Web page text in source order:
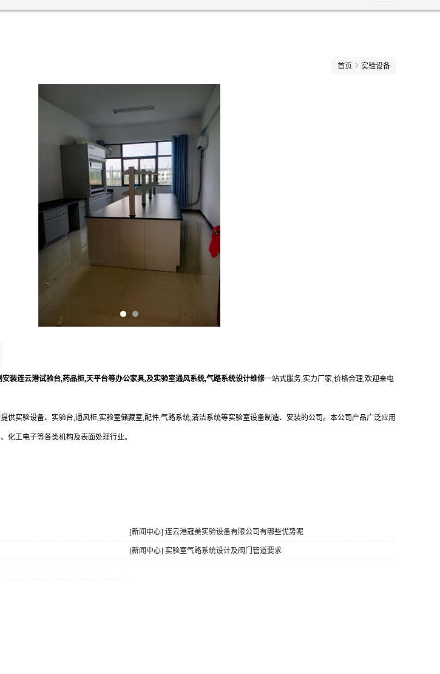
首页 实验设备
安装连云港试验台,药品柜,天平台等办公家具,及实验室通风系统,气路系统设计维修一站式服务,实力厂家,价格合理,欢迎来电
实验设备、实验台,通风柜,实验室储藏室,配件,气路系统,清洁系统等实验室设备制造、安装的公司。本公司产品广泛应用
化工电子等各类机构及表面处理行业。
[新闻中心] 连云港冠美实验设备有限公司有哪些优势呢
[新闻中心] 实验室气路系统设计及阀门管道要求